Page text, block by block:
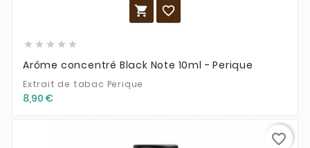
 
    
Arôme concentré Black Note 10ml - Perique
Extrait de tabac Perique
8,90 €
favorite_border